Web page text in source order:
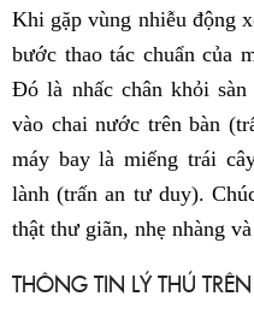
Khi gặp vùng nhiễu động
bước thao tác chuẩn của
Đó là nhấc chân khỏi
vào chai nước trên bàn
máy bay là miếng trái
lành (trấn an tư duy).
thật thư giãn, nhẹ nhàng
THÔNG TIN LÝ THÚ